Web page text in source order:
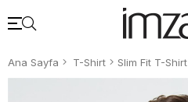
Ana Sayfa T-Shirt Slim Fit T-Shirt